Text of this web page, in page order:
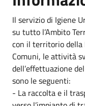
Il servizio di Igiene
su tutto l’Ambito
con il territorio della
Comuni, le attività
dell’effettuazione
sono le seguenti:
- La raccolta e il